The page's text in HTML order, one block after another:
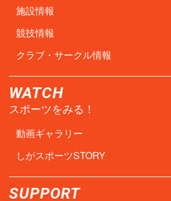
施設情報
競技情報
クラブ・サークル情報
WATCH
スポーツをみる！
動画ギャラリー
しがスポーツSTORY
SUPPORT